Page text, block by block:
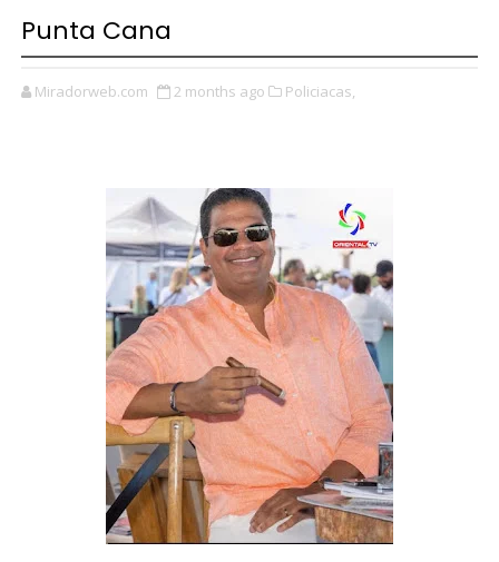
Punta Cana
Miradorweb.com 2 months ago Policiacas,